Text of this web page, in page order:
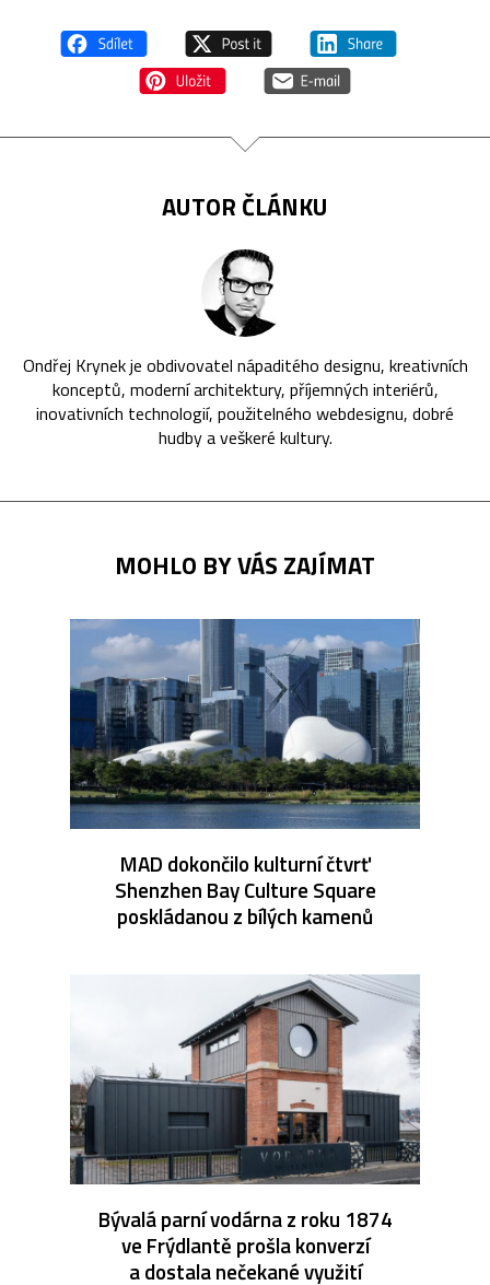
AUTOR ČLÁNKU
Ondřej Krynek je obdivovatel nápaditého designu, kreativních
konceptů, moderní architektury, příjemných interiérů,
inovativních technologií, použitelného webdesignu, dobré
hudby a veškeré kultury.
MOHLO BY VÁS ZAJÍMAT
MAD dokončilo kulturní čtvrť
Shenzhen Bay Culture Square
poskládanou z bílých kamenů
Bývalá parní vodárna z roku 1874
ve Frýdlantě prošla konverzí
a dostala nečekané využití